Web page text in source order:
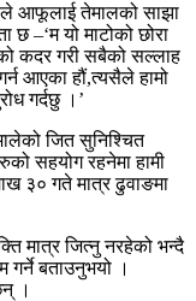
आफूलाई तेमालको साझा
छ –‘म यो माटोको छोरा
कदर गरी सबैको सल्लाह
आएका हौं,त्यसैले हामो
गर्दछु ।’
जित सुनिश्चित
सहयोग रहनेमा हामी
३० गते मात्र ढुवाङमा
मात्र जित्नु नरहेको भन्दै
बताउनुभयो ।
।